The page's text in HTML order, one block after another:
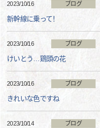
2023/10/16 ブログ
新幹線に乗って！
2023/10/16 ブログ
けいとう…鶏頭の花
2023/10/16 ブログ
きれいな色ですね
2023/10/14 ブログ